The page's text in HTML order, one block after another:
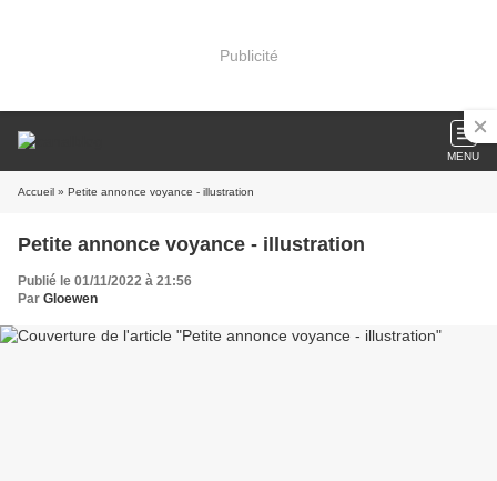
Publicité
MENU
Accueil » Petite annonce voyance - illustration
Petite annonce voyance - illustration
Publié le 01/11/2022 à 21:56
Par Gloewen